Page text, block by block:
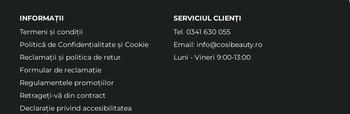
INFORMAȚII
Termeni şi condiții
Politică de Confidențialitate și Cookie
Reclamații și politica de retur
Formular de reclamație
Regulamentele promoțiilor
Retrageți-vă din contract
Declarație privind accesibilitatea
SERVICIUL CLIENȚI
Tel. 0341 630 055
Email: info@cosibeauty.ro
Luni - Vineri 9:00-13:00